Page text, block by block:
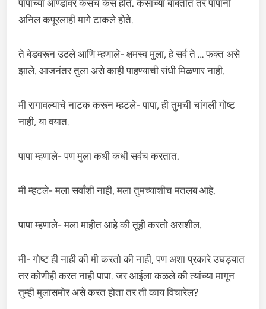
पापांच्या आण्डांवर केसच केस होते. केसांच्या बाबतीत तर पापांनी
अनिल कपूरलाही मागे टाकले होते.
ते बेडवरून उठले आणि म्हणाले- क्षमस्व मुला, हे सर्व ते … फक्त असे
झाले. आजनंतर तुला असे काही पाहण्याची संधी मिळणार नाही.
मी रागावल्याचे नाटक करून म्हटले- पापा, ही तुमची चांगली गोष्ट
नाही, या वयात.
पापा म्हणाले- पण मुला कधी कधी सर्वच करतात.
मी म्हटले- मला सर्वांशी नाही, मला तुमच्याशीच मतलब आहे.
पापा म्हणाले- मला माहीत आहे की तूही करतो असशील.
मी- गोष्ट ही नाही की मी करतो की नाही, पण अशा प्रकारे उघड्यात
तर कोणीही करत नाही पापा. जर आईला कळले की त्यांच्या मागून
तुम्ही मुलासमोर असे करत होता तर ती काय विचारेल?